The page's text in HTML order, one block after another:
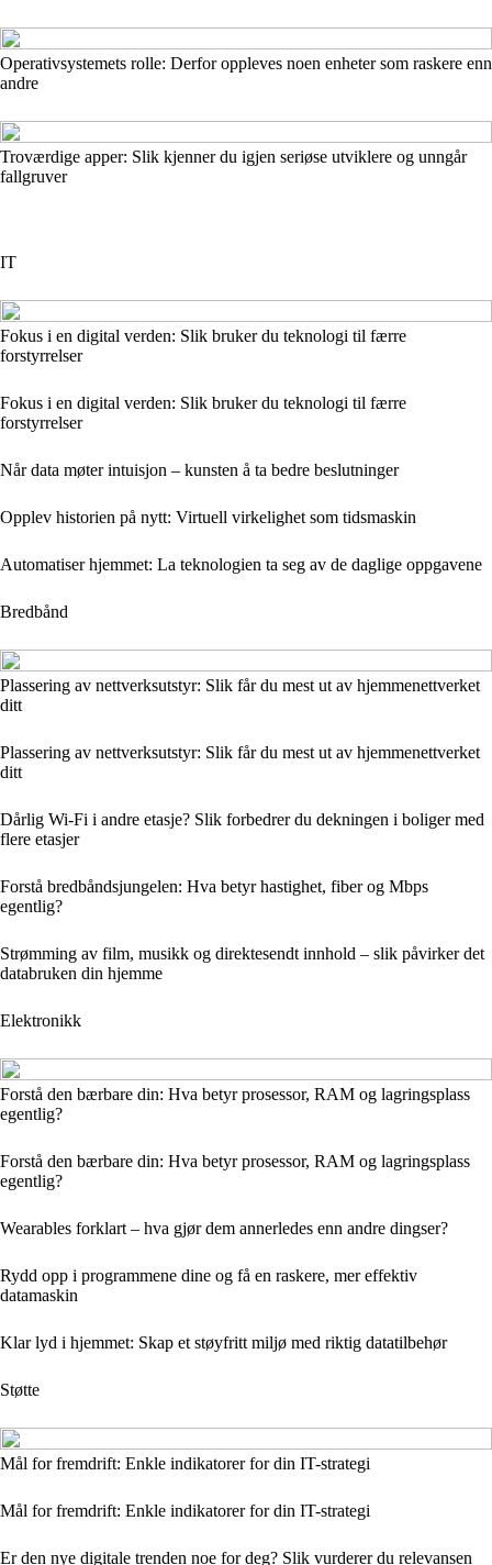
Operativsystemets rolle: Derfor oppleves noen enheter som raskere enn
andre
Troværdige apper: Slik kjenner du igjen seriøse utviklere og unngår
fallgruver
IT
Fokus i en digital verden: Slik bruker du teknologi til færre
forstyrrelser
Fokus i en digital verden: Slik bruker du teknologi til færre
forstyrrelser
Når data møter intuisjon – kunsten å ta bedre beslutninger
Opplev historien på nytt: Virtuell virkelighet som tidsmaskin
Automatiser hjemmet: La teknologien ta seg av de daglige oppgavene
Bredbånd
Plassering av nettverksutstyr: Slik får du mest ut av hjemmenettverket
ditt
Plassering av nettverksutstyr: Slik får du mest ut av hjemmenettverket
ditt
Dårlig Wi‑Fi i andre etasje? Slik forbedrer du dekningen i boliger med
flere etasjer
Forstå bredbåndsjungelen: Hva betyr hastighet, fiber og Mbps
egentlig?
Strømming av film, musikk og direktesendt innhold – slik påvirker det
databruken din hjemme
Elektronikk
Forstå den bærbare din: Hva betyr prosessor, RAM og lagringsplass
egentlig?
Forstå den bærbare din: Hva betyr prosessor, RAM og lagringsplass
egentlig?
Wearables forklart – hva gjør dem annerledes enn andre dingser?
Rydd opp i programmene dine og få en raskere, mer effektiv
datamaskin
Klar lyd i hjemmet: Skap et støyfritt miljø med riktig datatilbehør
Støtte
Mål for fremdrift: Enkle indikatorer for din IT-strategi
Mål for fremdrift: Enkle indikatorer for din IT-strategi
Er den nye digitale trenden noe for deg? Slik vurderer du relevansen